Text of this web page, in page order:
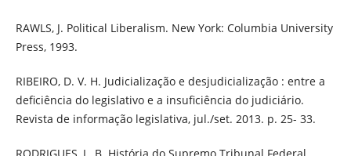
RAWLS, J. Political Liberalism. New York: Columbia University
Press, 1993.
RIBEIRO, D. V. H. Judicialização e desjudicialização : entre a
deficiência do legislativo e a insuficiência do judiciário.
Revista de informação legislativa, jul./set. 2013. p. 25- 33.